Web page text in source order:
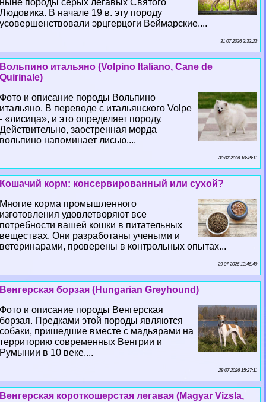
Людовика. В начале 19 в. эту породу
усовершенствовали эрцгерцоги Веймарские....
31 07 2026 3:32:23
Вольпино итальяно (Volpino Italiano, Cane de
Quirinale)
Фото и описание породы Вольпино
итальяно. В переводе с итальянского Volpe
- «лисица», и это определяет породу.
Действительно, заостренная морда
вольпино напоминает лисью....
30 07 2026 10:45:11
Кошачий корм: консервированный или сухой?
Многие корма промышленного
изготовления удовлетворяют все
потребности вашей кошки в питательных
веществах. Они разработаны учеными и
ветеринарами, проверены в контрольных опытах...
29 07 2026 13:46:49
Венгерская борзая (Hungarian Greyhound)
Фото и описание породы Венгерская
борзая. Предками этой породы являются
собаки, пришедшие вместе с мадьярами на
территорию современных Венгрии и
Румынии в 10 веке....
28 07 2026 15:27:11
Венгерская короткошерстая легавая (Magyar Vizsla,